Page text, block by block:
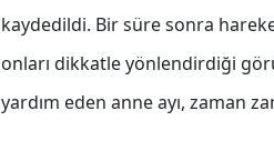
kaydedildi. Bir süre sonra
onları dikkatle yönlendirdiği
yardım eden anne ayı, zaman